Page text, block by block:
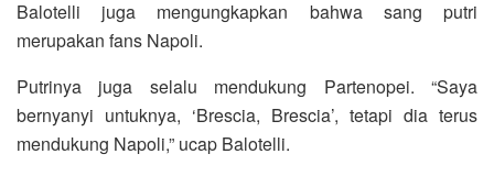
Balotelli juga mengungkapkan bahwa sang putri
merupakan fans Napoli.
Putrinya juga selalu mendukung Partenopei. “Saya
bernyanyi untuknya, ‘Brescia, Brescia’, tetapi dia terus
mendukung Napoli,” ucap Balotelli.